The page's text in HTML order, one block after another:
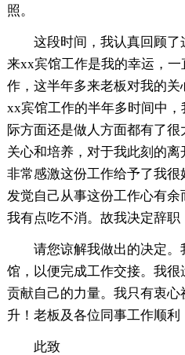
照。
这段时间，我认真回顾
来xx宾馆工作是我的幸运，
作，这半年多来老板对我的
xx宾馆工作的半年多时间中
际方面还是做人方面都有了
关心和培养，对于我此刻的离
非常感激这份工作给予了我
发觉自己从事这份工作心有
我有点吃不消。故我决定辞职
请您谅解我做出的决定
馆，以便完成工作交接。我
贡献自己的力量。我只有衷
升！老板及各位同事工作顺利
此致